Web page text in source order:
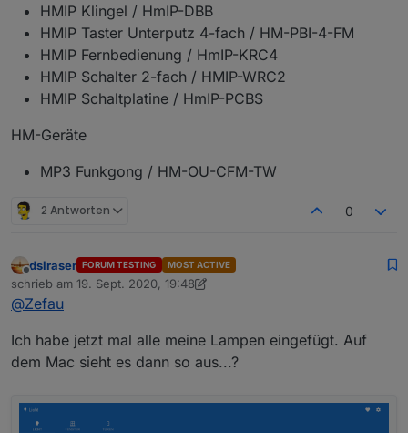
HMIP Klingel / HmIP-DBB
HMIP Taster Unterputz 4-fach / HM-PBI-4-FM
HMIP Fernbedienung / HmIP-KRC4
HMIP Schalter 2-fach / HMIP-WRC2
HMIP Schaltplatine / HmIP-PCBS
HM-Geräte
MP3 Funkgong / HM-OU-CFM-TW
2 Antworten 0
Offline
dslraser FORUM TESTING MOST ACTIVE
schrieb am 19. Sept. 2020, 19:48
zuletzt editiert von dslraser
@Zefau
Ich habe jetzt mal alle meine Lampen eingefügt. Auf
dem Mac sieht es dann so aus...?